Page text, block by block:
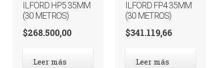
ILFORD HP5 35MM
(30 METROS)
$268.500,00
Leer más
ILFORD FP4 35MM
(30 METROS)
$341.119,66
Leer más